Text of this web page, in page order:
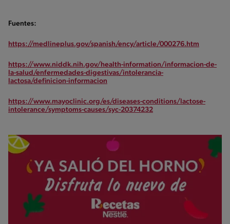
Fuentes:
https://medlineplus.gov/spanish/ency/article/000276.htm
https://www.niddk.nih.gov/health-information/informacion-de-
la-salud/enfermedades-digestivas/intolerancia-
lactosa/definicion-informacion
https://www.mayoclinic.org/es/diseases-conditions/lactose-
intolerance/symptoms-causes/syc-20374232